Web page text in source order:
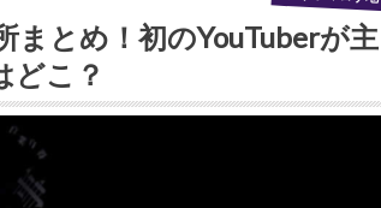
まとめ！初のYouTuberが主
どこ？